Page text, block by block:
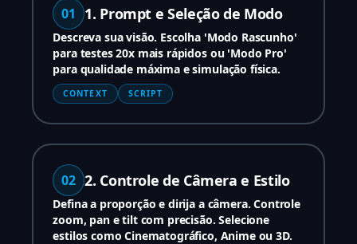
01 1. Prompt e Seleção de Modo
Descreva sua visão. Escolha 'Modo Rascunho'
para testes 20x mais rápidos ou 'Modo Pro'
para qualidade máxima e simulação física.
CONTEXT SCRIPT
02 2. Controle de Câmera e Estilo
Defina a proporção e dirija a câmera. Controle
zoom, pan e tilt com precisão. Selecione
estilos como Cinematográfico, Anime ou 3D.